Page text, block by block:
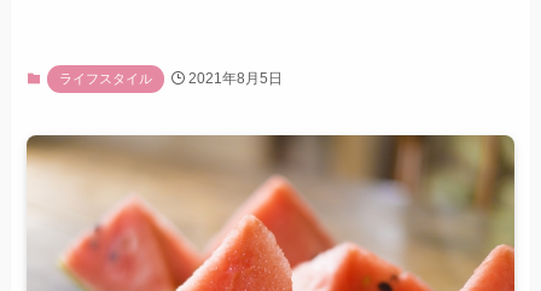
ライフスタイル 2021年8月5日